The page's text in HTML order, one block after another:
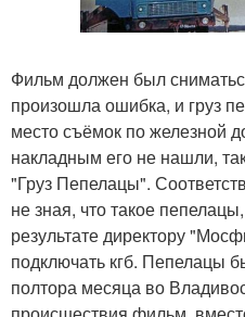
Фильм должен был
произошла ошибка, и груз
место съёмок по железной
накладным его не нашли,
"Груз Пепелацы".
не зная, что такое
результате директору
подключать кгб. Пепелацы
полтора месяца во